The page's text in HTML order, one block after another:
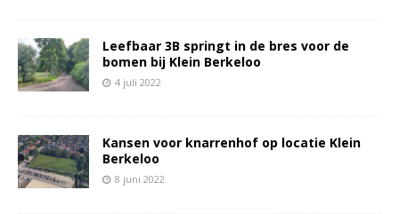
Leefbaar 3B springt in de bres voor de
bomen bij Klein Berkeloo
4 juli 2022
Kansen voor knarrenhof op locatie Klein
Berkeloo
8 juni 2022